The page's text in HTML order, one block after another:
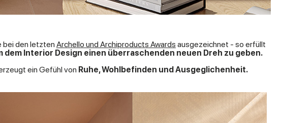
bei den letzten Archello und Archiproducts Awards ausgezeichnet - so erfüllt
dem Interior Design einen überraschenden neuen Dreh zu geben.
ein Gefühl von Ruhe, Wohlbefinden und Ausgeglichenheit.